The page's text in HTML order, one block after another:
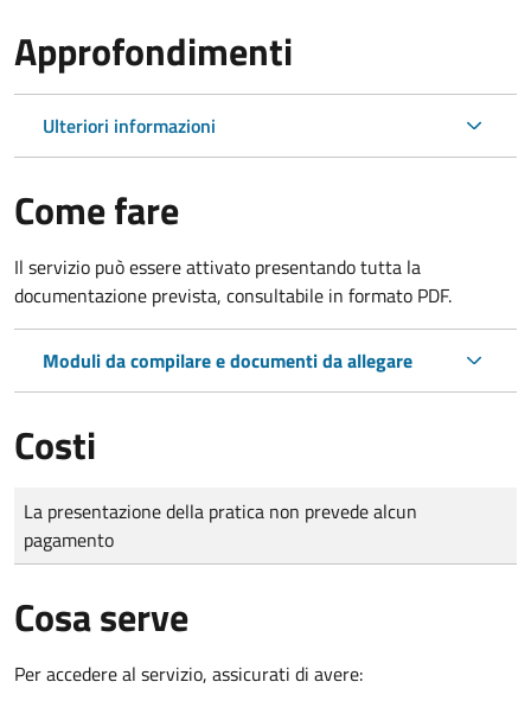
Approfondimenti
Ulteriori informazioni
Come fare
Il servizio può essere attivato presentando tutta la
documentazione prevista, consultabile in formato PDF.
Moduli da compilare e documenti da allegare
Costi
Tipo di pagamento
Importo
La presentazione della pratica non prevede alcun
pagamento
Cosa serve
Per accedere al servizio, assicurati di avere: